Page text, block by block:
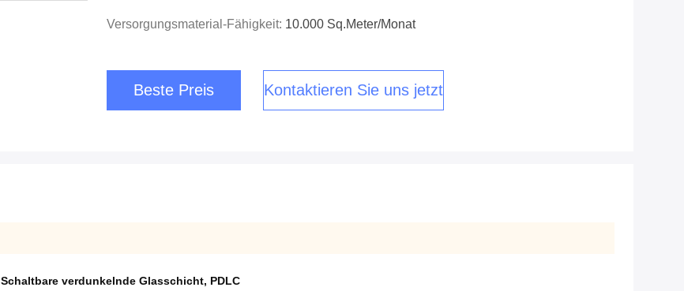
Versorgungsmaterial-Fähigkeit: 10.000 Sq.meter/Monat
Beste Preis Kontaktieren Sie uns jetzt
Schaltbare verdunkelnde Glasschicht, PDLC